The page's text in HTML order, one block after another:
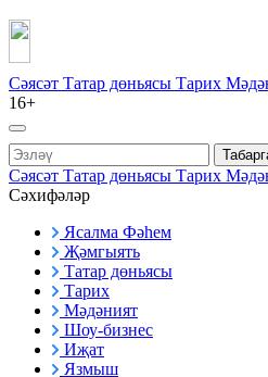
Сәясәт Татар дөньясы Тарих
16+
Сәясәт Татар дөньясы Тарих
Сәхифәләр
Ясалма Фәһем
Җәмгыять
Татар дөньясы
Тарих
Мәдәният
Шоу-бизнес
Иҗат
Язмыш